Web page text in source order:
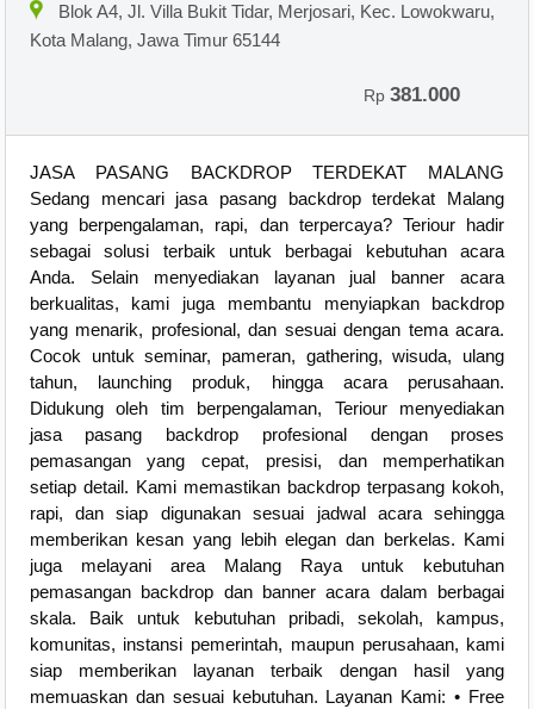
Blok A4, Jl. Villa Bukit Tidar, Merjosari, Kec. Lowokwaru,
Kota Malang, Jawa Timur 65144
Rp381.000
JASA PASANG BACKDROP TERDEKAT MALANG
Sedang mencari jasa pasang backdrop terdekat Malang
yang berpengalaman, rapi, dan terpercaya? Teriour hadir
sebagai solusi terbaik untuk berbagai kebutuhan acara
Anda. Selain menyediakan layanan jual banner acara
berkualitas, kami juga membantu menyiapkan backdrop
yang menarik, profesional, dan sesuai dengan tema acara.
Cocok untuk seminar, pameran, gathering, wisuda, ulang
tahun, launching produk, hingga acara perusahaan.
Didukung oleh tim berpengalaman, Teriour menyediakan
jasa pasang backdrop profesional dengan proses
pemasangan yang cepat, presisi, dan memperhatikan
setiap detail. Kami memastikan backdrop terpasang kokoh,
rapi, dan siap digunakan sesuai jadwal acara sehingga
memberikan kesan yang lebih elegan dan berkelas. Kami
juga melayani area Malang Raya untuk kebutuhan
pemasangan backdrop dan banner acara dalam berbagai
skala. Baik untuk kebutuhan pribadi, sekolah, kampus,
komunitas, instansi pemerintah, maupun perusahaan, kami
siap memberikan layanan terbaik dengan hasil yang
memuaskan dan sesuai kebutuhan. Layanan Kami: • Free